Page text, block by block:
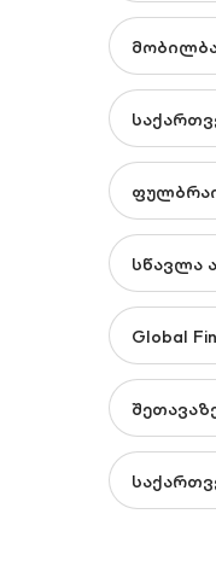
სწავლა
Global